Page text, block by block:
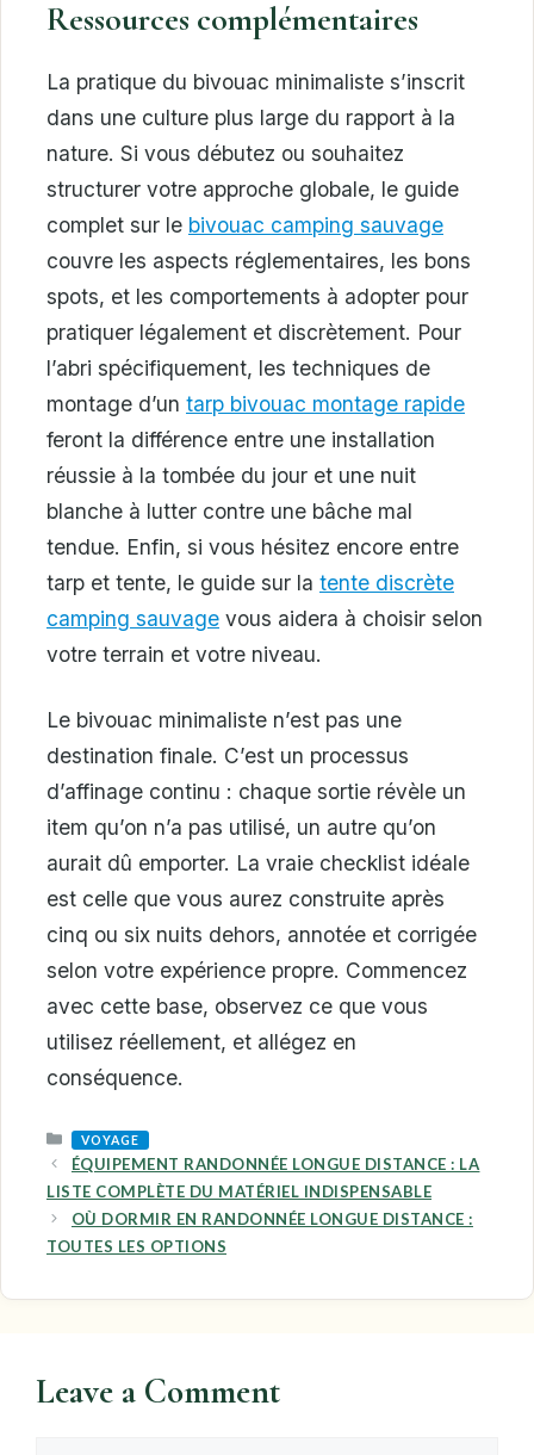
Ressources complémentaires
La pratique du bivouac minimaliste s’inscrit
dans une culture plus large du rapport à la
nature. Si vous débutez ou souhaitez
structurer votre approche globale, le guide
complet sur le bivouac camping sauvage
couvre les aspects réglementaires, les bons
spots, et les comportements à adopter pour
pratiquer légalement et discrètement. Pour
l’abri spécifiquement, les techniques de
montage d’un tarp bivouac montage rapide
feront la différence entre une installation
réussie à la tombée du jour et une nuit
blanche à lutter contre une bâche mal
tendue. Enfin, si vous hésitez encore entre
tarp et tente, le guide sur la tente discrète
camping sauvage vous aidera à choisir selon
votre terrain et votre niveau.
Le bivouac minimaliste n’est pas une
destination finale. C’est un processus
d’affinage continu : chaque sortie révèle un
item qu’on n’a pas utilisé, un autre qu’on
aurait dû emporter. La vraie checklist idéale
est celle que vous aurez construite après
cinq ou six nuits dehors, annotée et corrigée
selon votre expérience propre. Commencez
avec cette base, observez ce que vous
utilisez réellement, et allégez en
conséquence.
CATEGORIES
VOYAGE
ÉQUIPEMENT RANDONNÉE LONGUE DISTANCE : LA
LISTE COMPLÈTE DU MATÉRIEL INDISPENSABLE
OÙ DORMIR EN RANDONNÉE LONGUE DISTANCE :
TOUTES LES OPTIONS
Leave a Comment